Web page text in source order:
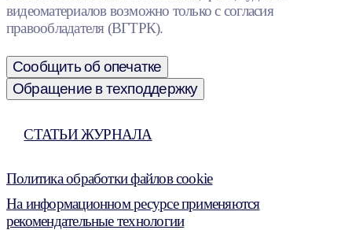
видеоматериалов возможно только с согласия
правообладателя (ВГТРК).
Сообщить об опечатке
Обращение в техподдержку
СТАТЬИ ЖУРНАЛА
Политика обработки файлов cookie
На информационном ресурсе применяются
рекомендательные технологии